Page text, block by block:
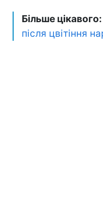
Більше цікавого:
після цвітіння